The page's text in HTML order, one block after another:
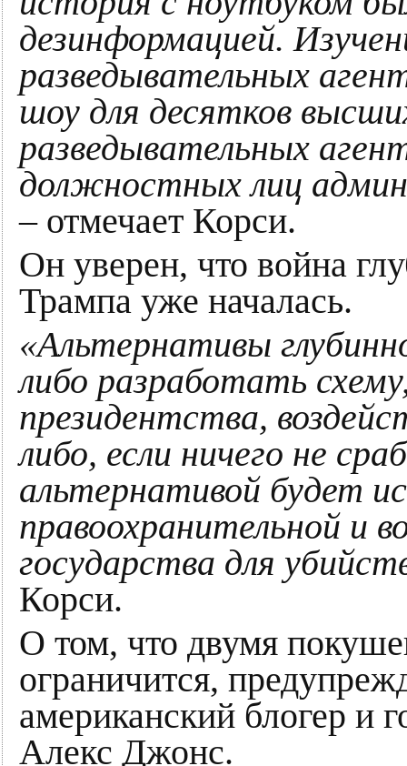
дезинформацией.
разведывательных
шоу для десятков
разведывательных
должностных лиц
– отмечает Корси.
Он уверен, что война
Трампа уже началась.
«Альтернативы
либо разработать
президентства,
либо, если ничего не
альтернативой будет
правоохранительной и
государства для
Корси.
О том, что двумя
ограничится,
американский блогер и
Алекс Джонс.